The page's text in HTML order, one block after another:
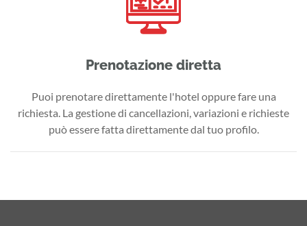
Prenotazione diretta
Puoi prenotare direttamente l'hotel oppure fare una
richiesta. La gestione di cancellazioni, variazioni e richieste
può essere fatta direttamente dal tuo profilo.